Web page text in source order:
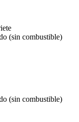
(sin combustible)
(sin combustible)